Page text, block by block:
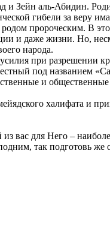
аль-Абидин.
гибели за веру
пророческим. В
и даже жизни. Но,
народа.
при разрешении
под названием
и
халифата и
вас для Него –
так подготовь же